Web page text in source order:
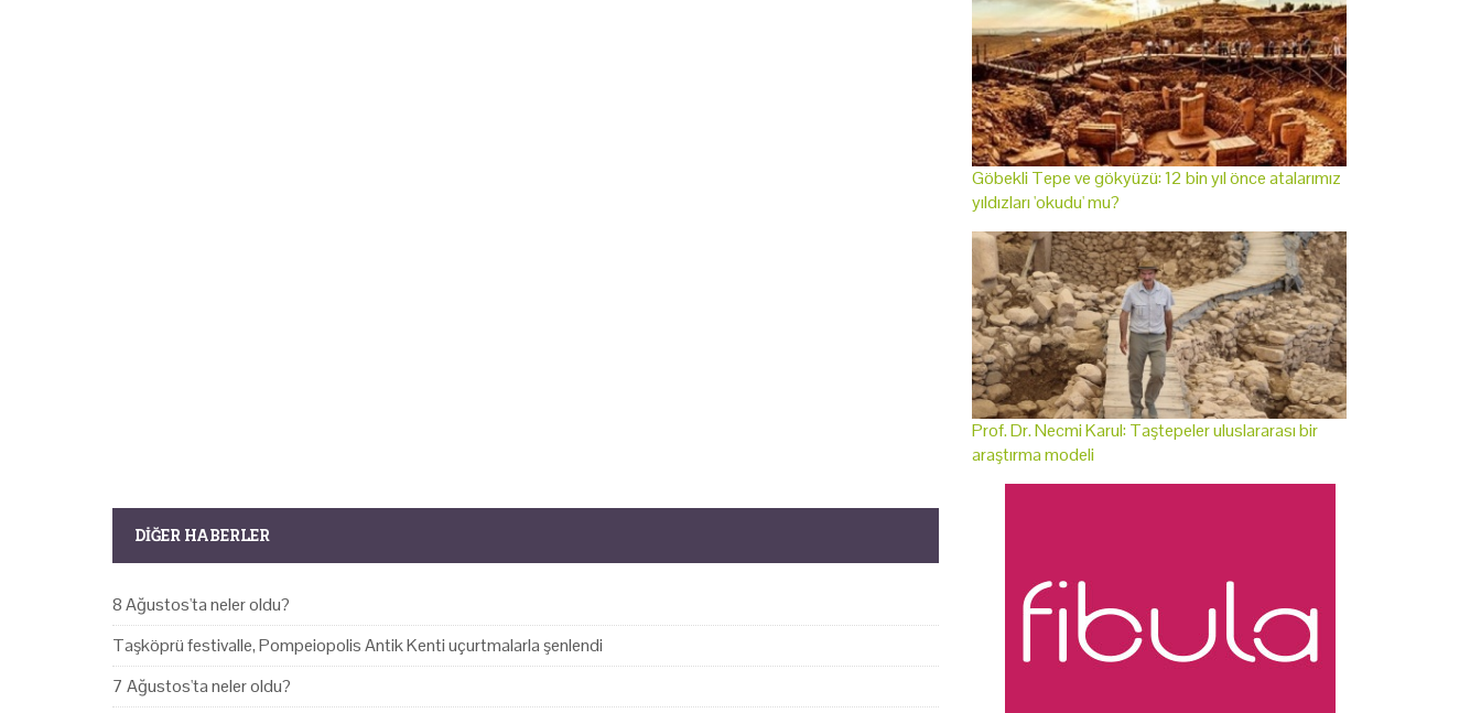
DIĞER HABERLER
8 Ağustos'ta neler oldu?
Taşköprü festivalle, Pompeiopolis Antik Kenti uçurtmalarla şenlendi
7 Ağustos'ta neler oldu?
Göbekli Tepe ve gökyüzü: 12 bin yıl önce atalarımız
yıldızları 'okudu' mu?
Prof. Dr. Necmi Karul: Taştepeler uluslararası bir
araştırma modeli